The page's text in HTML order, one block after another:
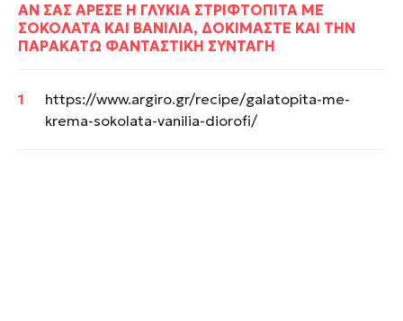
ΑΝ ΣΑΣ ΑΡΕΣΕ Η ΓΛΥΚΙΑ ΣΤΡΙΦΤΟΠΙΤΑ ΜΕ
ΣΟΚΟΛΑΤΑ ΚΑΙ ΒΑΝΙΛΙΑ, ΔΟΚΙΜΑΣΤΕ ΚΑΙ ΤΗΝ
ΠΑΡΑΚΑΤΩ ΦΑΝΤΑΣΤΙΚΗ ΣΥΝΤΑΓΗ
https://www.argiro.gr/recipe/galatopita-me-
krema-sokolata-vanilia-diorofi/